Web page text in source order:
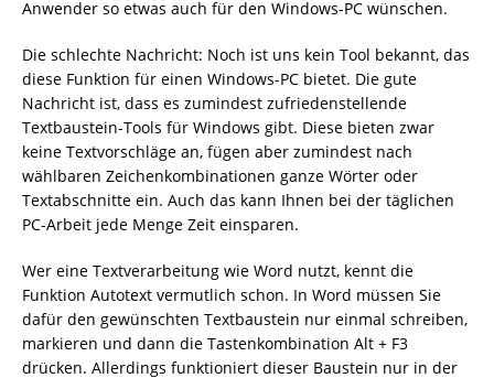
Anwender so etwas auch für den Windows-PC wünschen.
Die schlechte Nachricht: Noch ist uns kein Tool bekannt, das
diese Funktion für einen Windows-PC bietet. Die gute
Nachricht ist, dass es zumindest zufriedenstellende
Textbaustein-Tools für Windows gibt. Diese bieten zwar
keine Textvorschläge an, fügen aber zumindest nach
wählbaren Zeichenkombinationen ganze Wörter oder
Textabschnitte ein. Auch das kann Ihnen bei der täglichen
PC-Arbeit jede Menge Zeit einsparen.
Wer eine Textverarbeitung wie Word nutzt, kennt die
Funktion Autotext vermutlich schon. In Word müssen Sie
dafür den gewünschten Textbaustein nur einmal schreiben,
markieren und dann die Tastenkombination Alt + F3
drücken. Allerdings funktioniert dieser Baustein nur in der